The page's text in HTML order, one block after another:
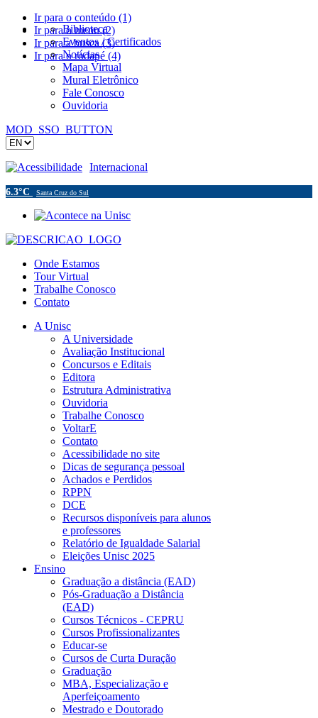
Ir para o conteúdo (1)
Ir para o menu (2)
Ir para a busca (3)
Ir para o rodapé (4)
Biblioteca
Eventos / Certificados
Notícias
Mapa Virtual
Mural Eletrônico
Fale Conosco
Ouvidoria
MOD_SSO_BUTTON
Acessibilidade Internacional
6.3°C Santa Cruz do Sul
Onde Estamos
Tour Virtual
Trabalhe Conosco
Contato
A Unisc
A Universidade
Avaliação Institucional
Concursos e Editais
Editora
Estrutura Administrativa
Ouvidoria
Trabalhe Conosco
VoltarE
Contato
Acessibilidade no site
Dicas de segurança pessoal
Achados e Perdidos
RPPN
DCE
Recursos disponíveis para alunos
e professores
Relatório de Igualdade Salarial
Eleições Unisc 2025
Ensino
Graduação a distância (EAD)
Pós-Graduação a Distância
(EAD)
Cursos Técnicos - CEPRU
Cursos Profissionalizantes
Educar-se
Cursos de Curta Duração
Graduação
MBA, Especialização e
Aperfeiçoamento
Mestrado e Doutorado